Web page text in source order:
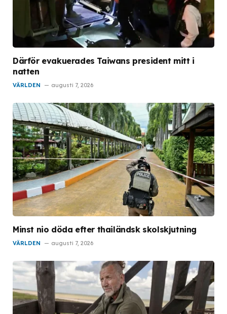
Därför evakuerades Taiwans president mitt i
natten
VÄRLDEN augusti 7, 2026
Minst nio döda efter thailändsk skolskjutning
VÄRLDEN augusti 7, 2026